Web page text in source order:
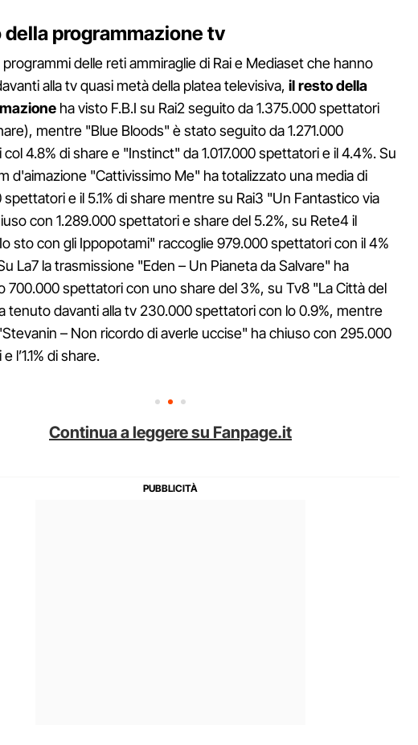
della programmazione tv
delle reti ammiraglie di Rai e Mediaset che hanno
alla tv quasi metà della platea televisiva, il resto della
ha visto F.B.I su Rai2 seguito da 1.375.000 spettatori
mentre "Blue Bloods" è stato seguito da 1.271.000
4.8% di share e "Instinct" da 1.017.000 spettatori e il 4.4%. Su
d'aimazione "Cattivissimo Me" ha totalizzato una media di
spettatori e il 5.1% di share mentre su Rai3 "Un Fantastico via
con 1.289.000 spettatori e share del 5.2%, su Rete4 il
sto con gli Ippopotami" raccoglie 979.000 spettatori con il 4%
La7 la trasmissione "Eden – Un Pianeta da Salvare" ha
700.000 spettatori con uno share del 3%, su Tv8 "La Città del
tenuto davanti alla tv 230.000 spettatori con lo 0.9%, mentre
– Non ricordo di averle uccise" ha chiuso con 295.000
l’1.1% di share.
Continua a leggere su Fanpage.it